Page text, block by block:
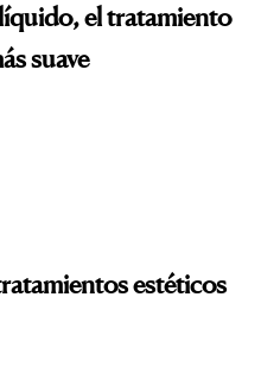
el tratamiento
suave
estéticos